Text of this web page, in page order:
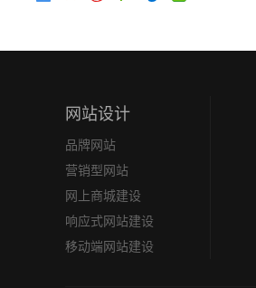
网站设计
品牌网站
营销型网站
网上商城建设
响应式网站建设
移动端网站建设